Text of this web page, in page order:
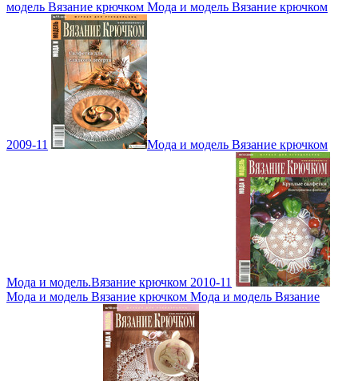
модель Вязание крючком Мода и модель Вязание крючком
2009-11 Мода и модель Вязание крючком
Мода и модель.Вязание крючком 2010-11
Мода и модель Вязание крючком Мода и модель Вязание